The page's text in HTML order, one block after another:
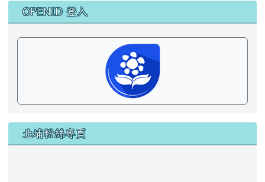
左邊區域內容
OPENID 登入
北埔粉絲專頁